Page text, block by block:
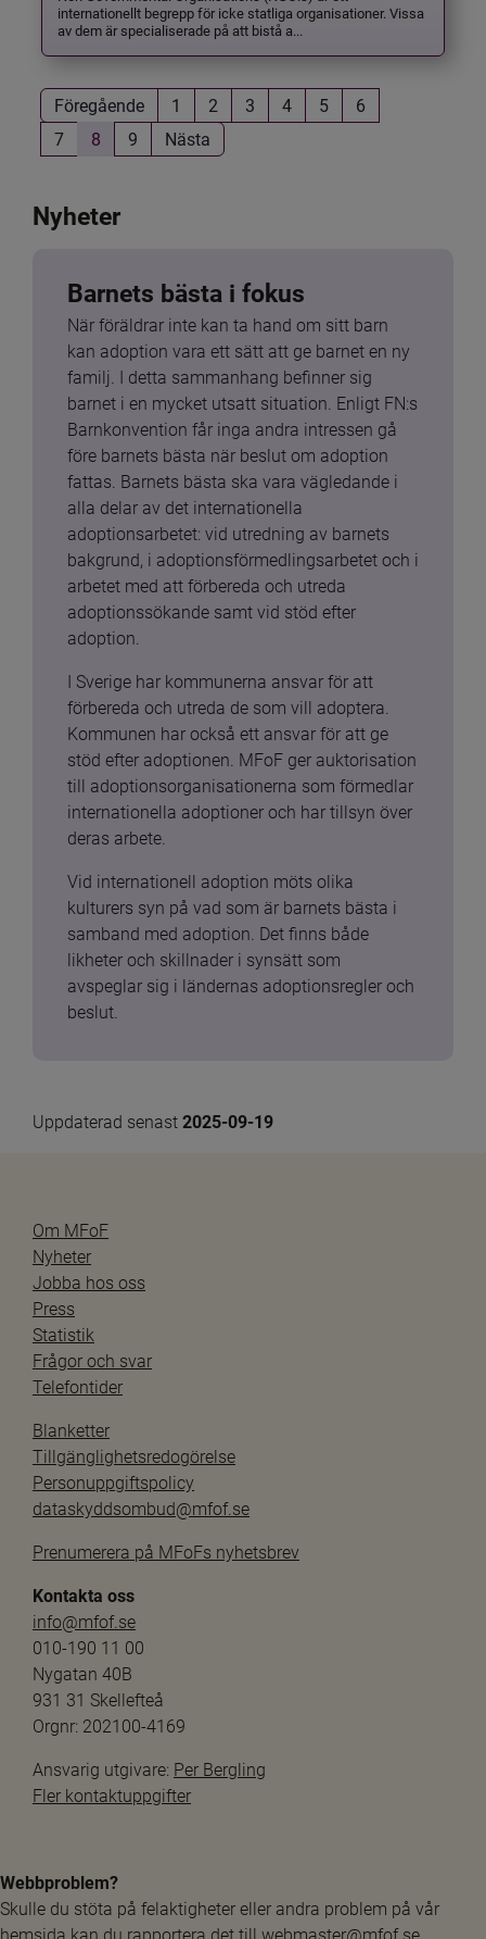
internationellt begrepp för icke statliga organisationer. Vissa
av dem är specialiserade på att bistå a...
Föregående 1 2 3 4 5
6
7
8 9 Nästa
Nyheter
Barnets bästa i fokus
När föräldrar inte kan ta hand om sitt barn
kan adoption vara ett sätt att ge barnet en ny
familj. I detta sammanhang befinner sig
barnet i en mycket utsatt situation. Enligt FN:s
Barnkonvention får inga andra intressen gå
före barnets bästa när beslut om adoption
fattas. Barnets bästa ska vara vägledande i
alla delar av det internationella
adoptionsarbetet: vid utredning av barnets
bakgrund, i adoptionsförmedlingsarbetet och i
arbetet med att förbereda och utreda
adoptionssökande samt vid stöd efter
adoption.
I Sverige har kommunerna ansvar för att
förbereda och utreda de som vill adoptera.
Kommunen har också ett ansvar för att ge
stöd efter adoptionen. MFoF ger auktorisation
till adoptionsorganisationerna som förmedlar
internationella adoptioner och har tillsyn över
deras arbete.
Vid internationell adoption möts olika
kulturers syn på vad som är barnets bästa i
samband med adoption. Det finns både
likheter och skillnader i synsätt som
avspeglar sig i ländernas adoptionsregler och
beslut.
Uppdaterad senast 2025-09-19
Om MFoF
Nyheter
Jobba hos oss
Press
Statistik
Frågor och svar
Telefontider
Blanketter
Tillgänglighetsredogörelse
Personuppgiftspolicy
dataskyddsombud@mfof.se
Prenumerera på MFoFs nyhetsbrev
Kontakta oss
info@mfof.se
010-190 11 00
Nygatan 40B
931 31 Skellefteå
Orgnr: 202100-4169
Ansvarig utgivare: Per Bergling
Fler kontaktuppgifter
Webbproblem?
Skulle du stöta på felaktigheter eller andra problem på vår